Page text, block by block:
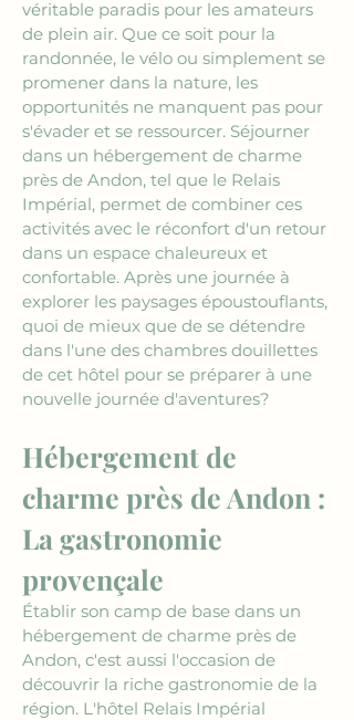
véritable paradis pour les amateurs
de plein air. Que ce soit pour la
randonnée, le vélo ou simplement se
promener dans la nature, les
opportunités ne manquent pas pour
s'évader et se ressourcer. Séjourner
dans un hébergement de charme
près de Andon, tel que le Relais
Impérial, permet de combiner ces
activités avec le réconfort d'un retour
dans un espace chaleureux et
confortable. Après une journée à
explorer les paysages époustouflants,
quoi de mieux que de se détendre
dans l'une des chambres douillettes
de cet hôtel pour se préparer à une
nouvelle journée d'aventures?
Hébergement de
charme près de Andon :
La gastronomie
provençale
Établir son camp de base dans un
hébergement de charme près de
Andon, c'est aussi l'occasion de
découvrir la riche gastronomie de la
région. L'hôtel Relais Impérial